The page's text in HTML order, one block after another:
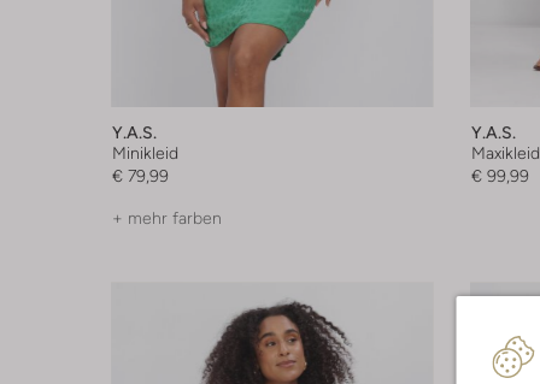
Y.a.s.
Minikleid
€ 79,99
+ mehr farben
Y.a.s.
Maxikleid
€ 99,99